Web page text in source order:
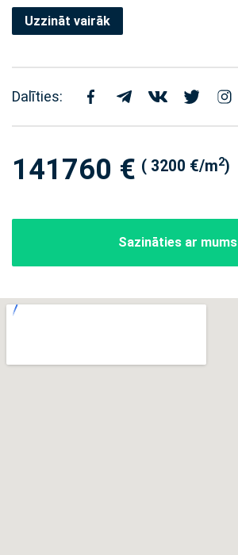
Uzzināt vairāk
Dalīties:
141760 € ( 3200 €/m2)
Sazināties ar mums